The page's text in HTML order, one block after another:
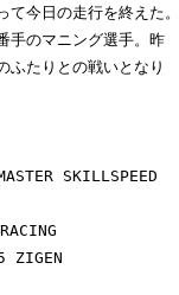
今日の走行を終えた。
手のマニング選手。昨
ふたりとの戦いとなり
SKILLSPEED
ZIGEN